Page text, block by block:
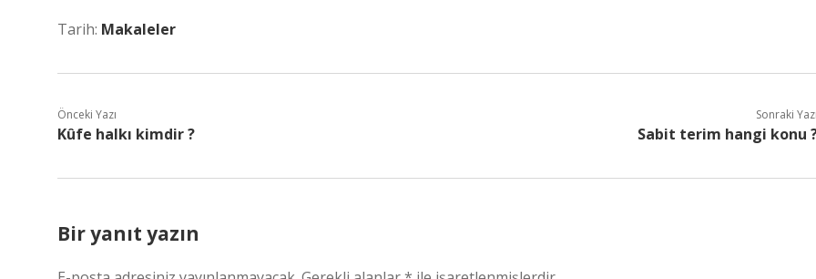
Tarih: Makaleler
Önceki Yazı
Kûfe halkı kimdir ?
Sonraki Yazı
Sabit terim hangi konu
Bir yanıt yazın